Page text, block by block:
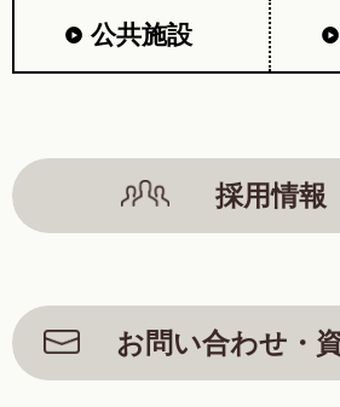
公共施設
採用情報
お問い合わせ・